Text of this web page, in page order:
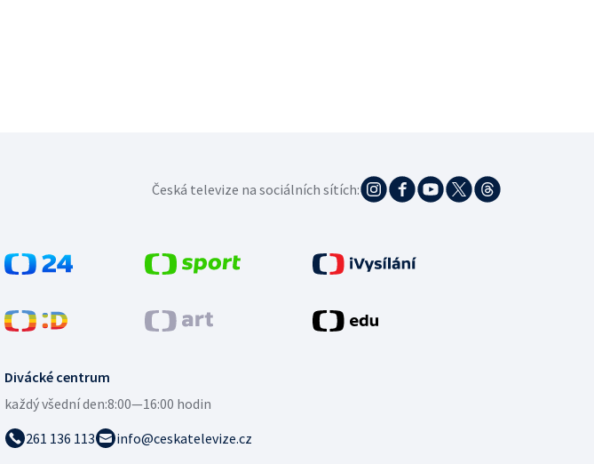
Divácké centrum
každý všední den:8:00—16:00 hodin
261 136 113
info@ceskatelevize.cz
Česká televize na sociálních sítích: